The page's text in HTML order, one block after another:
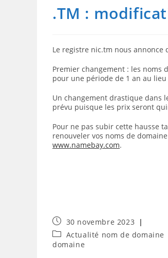
.TM :
Le registre nic.tm nous
Premier changement : les noms
pour une période de 1 an au
Un changement drastique dans
prévu puisque les prix seront
Pour ne pas subir cette hausse
renouveler vos noms de
www.namebay.com.
Publication
publiée :
30 novembre 2023
Post
category:
Actualité nom de domaine
domaine